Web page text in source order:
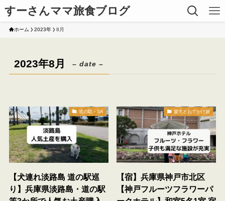
すーさんママ旅食ブログ
ホーム 2023年 8月
2023年8月 – date –
道の駅・SA
【犬連れ淡路島 道の駅巡
り】兵庫県淡路島・道の駅
愛犬とおでかけ旅
【宿】兵庫県神戸市北区
【神戸フルーツフラワーパ